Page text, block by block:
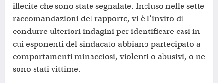
illecite che sono state segnalate. Incluso nelle sette
raccomandazioni del rapporto, vi è l’invito di
condurre ulteriori indagini per identificare casi in
cui esponenti del sindacato abbiano partecipato a
comportamenti minacciosi, violenti o abusivi, o ne
sono stati vittime.